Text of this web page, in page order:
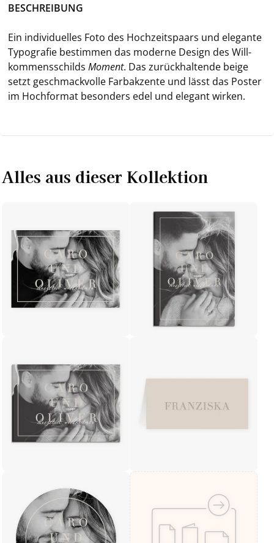
BE­SCHREI­BUNG
Ein in­di­vi­du­el­les Foto des Hoch­zeits­paars und ele­gan­te
Ty­po­gra­fie be­stim­men das mo­der­ne De­sign des Will­
kom­mens­schilds Mo­ment. Das zu­rück­hal­ten­de beige
setzt ge­schmack­vol­le Farb­ak­zen­te und lässt das Pos­ter
im Hoch­for­mat be­son­ders edel und ele­gant wir­ken.
Alles aus dieser Kollektion